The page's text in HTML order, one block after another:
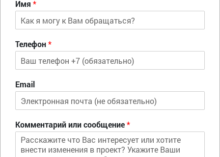
Имя *
Телефон*
Email
Комментарий или сообщение*